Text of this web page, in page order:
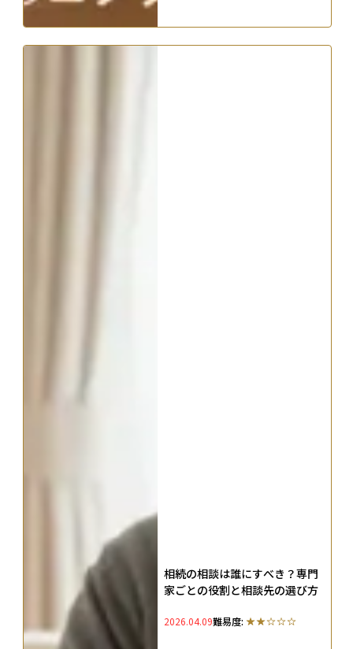
相続の相談は誰にすべき？専門
家ごとの役割と相談先の選び方
2026.04.09難易度: